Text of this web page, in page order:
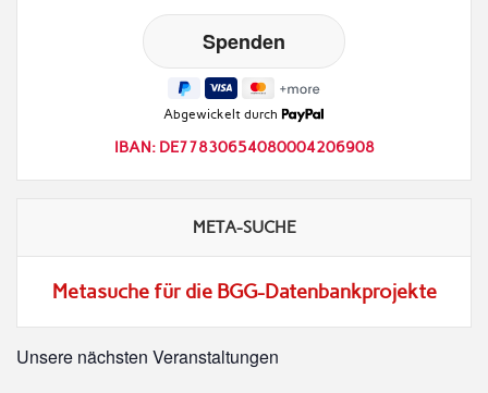
Abgewickelt durch
IBAN: DE77830654080004206908
META-SUCHE
Metasuche für die BGG-Datenbankprojekte
Unsere nächsten Veranstaltungen